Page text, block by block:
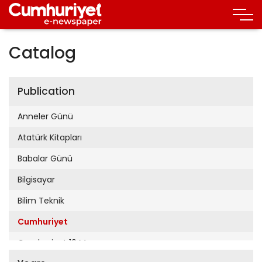
Catalog
Publication
Anneler Günü
Atatürk Kitapları
Babalar Günü
Bilgisayar
Bilim Teknik
Cumhuriyet
Cumhuriyet 19 Mayıs